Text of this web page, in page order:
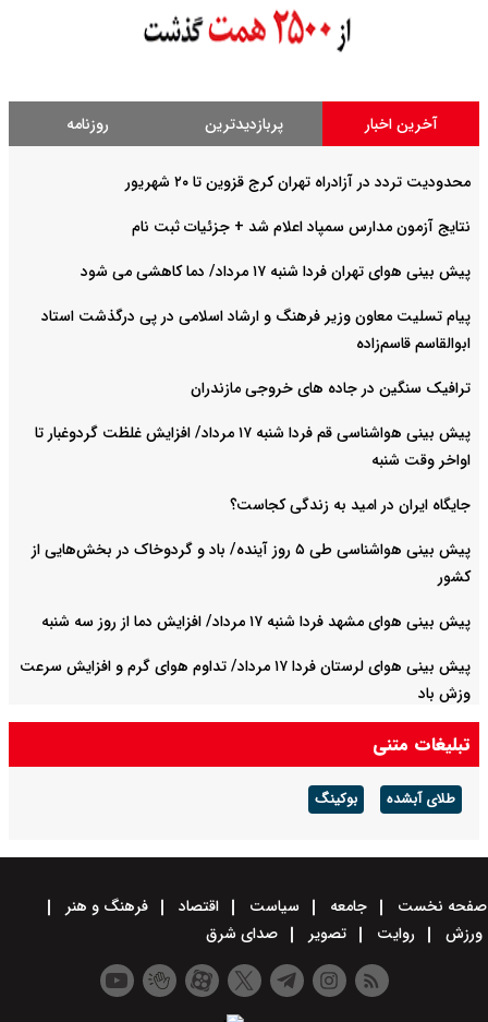
آخرین اخبار پربازدیدترین روزنامه
محدودیت تردد در آزادراه تهران کرج قزوین تا ۲۰ شهریور
نتایج آزمون مدارس سمپاد اعلام شد + جزئیات ثبت نام
پیش بینی هوای تهران فردا شنبه ۱۷ مرداد/ دما کاهشی می شود
پیام تسلیت معاون وزیر فرهنگ و ارشاد اسلامی در پی درگذشت استاد
ابوالقاسم قاسم‌زاده
ترافیک سنگین در جاده های خروجی مازندران
پیش بینی هواشناسی قم فردا شنبه ۱۷ مرداد/ افزایش غلظت گردوغبار تا
اواخر وقت شنبه
جایگاه ایران در امید به زندگی کجاست؟
پیش بینی هواشناسی طی ۵ روز آینده/ باد و گردوخاک در بخش‌هایی از
کشور
پیش بینی هوای مشهد فردا شنبه ۱۷ مرداد/ افزایش دما از روز سه شنبه
پیش بینی هوای لرستان فردا ۱۷ مرداد/ تداوم هوای گرم و افزایش سرعت
وزش باد
تبلیغات متنی
طلای آبشده بوکینگ
صفحه نخست جامعه سیاست اقتصاد
فرهنگ و هنر
ورزش
روایت تصویر صدای شرق